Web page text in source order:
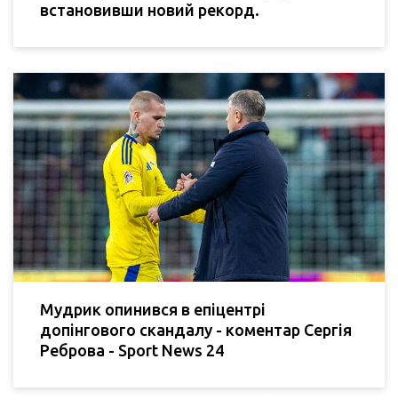
встановивши новий рекорд.
Мудрик опинився в епіцентрі
допінгового скандалу - коментар Сергія
Реброва - Sport News 24